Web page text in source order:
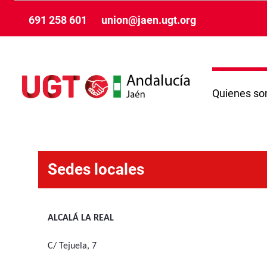
691 258 601 union@jaen.ugt.org
Quienes
Sedes locales
ALCALÁ LA REAL
C/ Tejuela, 7